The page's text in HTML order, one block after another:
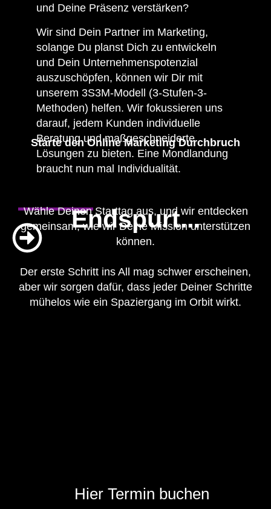
und Deine Präsenz verstärken?
Wir sind Dein Partner im Marketing,
solange Du planst Dich zu entwickeln
und Dein Unternehmenspotenzial
auszuschöpfen, können wir Dir mit
unserem 3S3M-Modell (3-Stufen-3-
Methoden) helfen. Wir fokussieren uns
darauf, jedem Kunden individuelle
Beratung und maßgeschneiderte
Lösungen zu bieten. Eine Mondlandung
braucht nun mal Individualität.
Hier Termin buchen
Starte den Online Marketing Durchbruch
Endspurt...
Wähle Deinen Starttag aus, und wir entdecken
gemeinsam, wie wir Deine Mission unterstützen
können.
Der erste Schritt ins All mag schwer erscheinen,
aber wir sorgen dafür, dass jeder Deiner Schritte
mühelos wie ein Spaziergang im Orbit wirkt.